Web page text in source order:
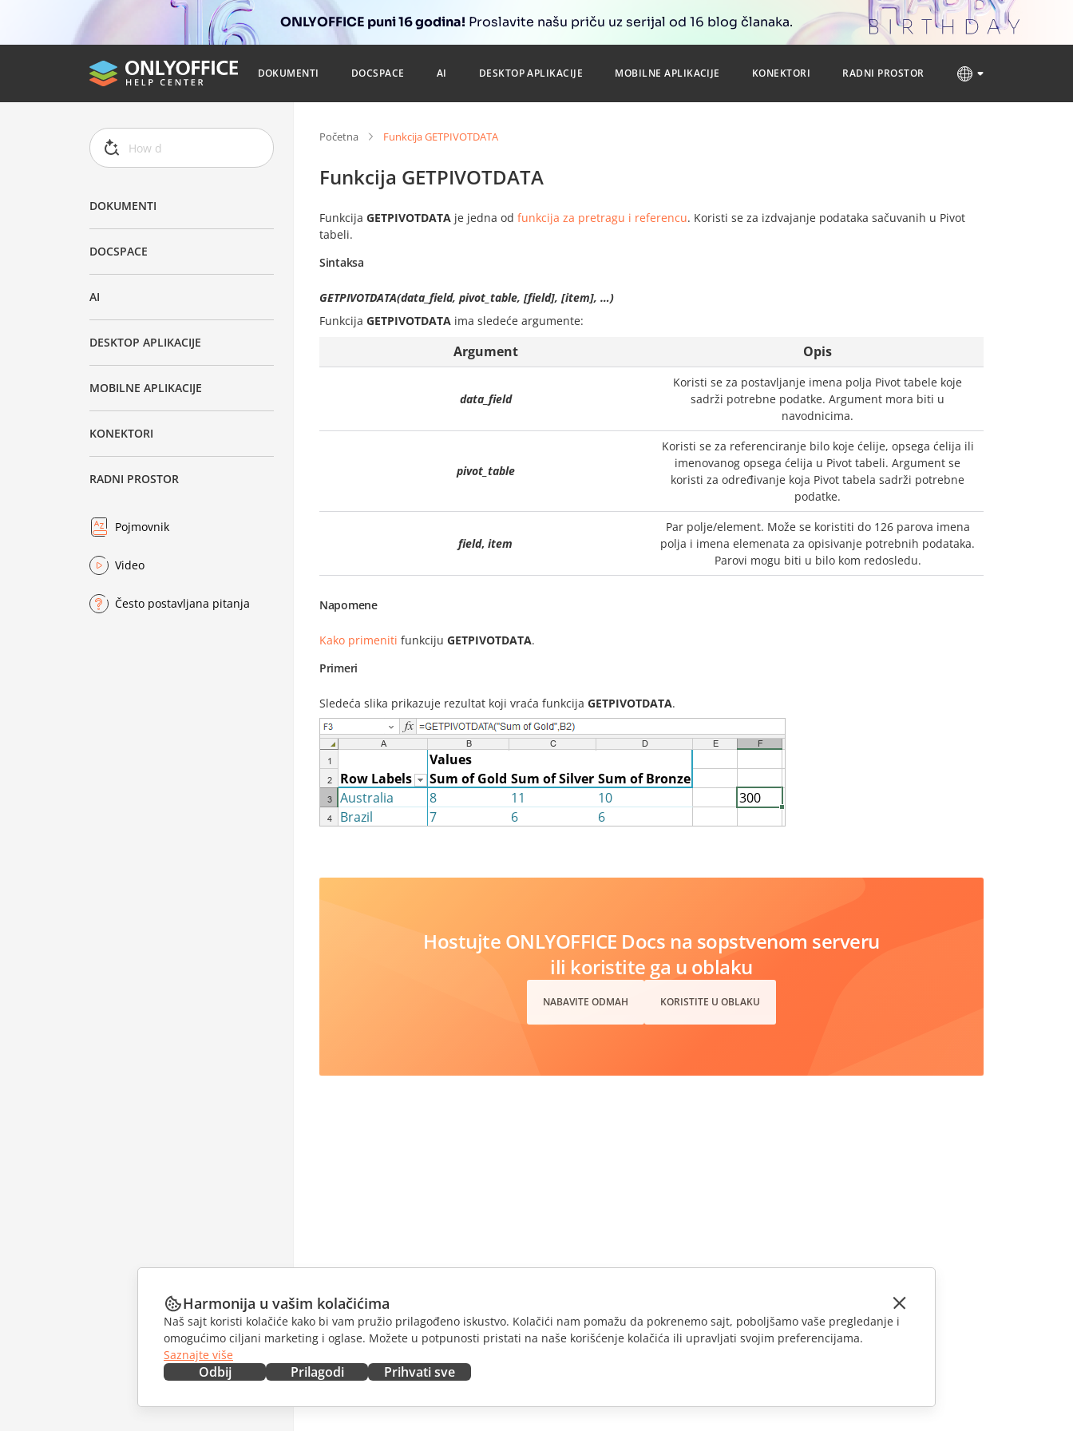
ONLYOFFICE puni 16 godina! Proslavite našu priču uz serijal od 16 blog članaka.
DOKUMENTI DOCSPACE AI DESKTOP APLIKACIJE MOBILNE APLIKACIJE KONEKTORI RADNI PROSTOR
DOKUMENTI
DOCSPACE
AI
DESKTOP APLIKACIJE
MOBILNE APLIKACIJE
KONEKTORI
RADNI PROSTOR
Pojmovnik
Video
Često postavljana pitanja
Početna Funkcija GETPIVOTDATA
Funkcija GETPIVOTDATA
Funkcija GETPIVOTDATA je jedna od funkcija za pretragu i referencu. Koristi se za izdvajanje podataka sačuvanih u Pivot
tabeli.
Sintaksa
GETPIVOTDATA(data_field, pivot_table, [field], [item], …)
Funkcija GETPIVOTDATA ima sledeće argumente:
Argument Opis
data_field
Koristi se za postavljanje imena polja Pivot tabele koje
sadrži potrebne podatke. Argument mora biti u
navodnicima.
pivot_table
Koristi se za referenciranje bilo koje ćelije, opsega ćelija ili
imenovanog opsega ćelija u Pivot tabeli. Argument se
koristi za određivanje koja Pivot tabela sadrži potrebne
podatke.
field, item
Par polje/element. Može se koristiti do 126 parova imena
polja i imena elemenata za opisivanje potrebnih podataka.
Parovi mogu biti u bilo kom redosledu.
Napomene
Kako primeniti funkciju GETPIVOTDATA.
Primeri
Sledeća slika prikazuje rezultat koji vraća funkcija GETPIVOTDATA.
Hostujte ONLYOFFICE Docs na sopstvenom serveru
ili koristite ga u oblaku
NABAVITE ODMAH KORISTITE U OBLAKU
Harmonija u vašim kolačićima
Naš sajt koristi kolačiće kako bi vam pružio prilagođeno iskustvo. Kolačići nam pomažu da pokrenemo sajt, poboljšamo vaše pregledanje i
omogućimo ciljani marketing i oglase. Možete u potpunosti pristati na naše korišćenje kolačića ili upravljati svojim preferencijama.
Saznajte više
Odbij Prilagodi Prihvati sve